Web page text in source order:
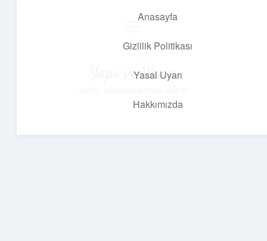
Anasayfa
Gizlilik Politikası
Yasal Uyarı
Hakkımızda
Yapı ve İlham